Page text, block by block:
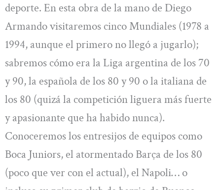
deporte. En esta obra de la mano de Diego
Armando visitaremos cinco Mundiales (1978 a
1994, aunque el primero no llegó a jugarlo);
sabremos cómo era la Liga argentina de los 70
y 90, la española de los 80 y 90 o la italiana de
los 80 (quizá la competición liguera más fuerte
y apasionante que ha habido nunca).
Conoceremos los entresijos de equipos como
Boca Juniors, el atormentado Barça de los 80
(poco que ver con el actual), el Napoli… o